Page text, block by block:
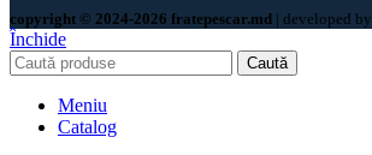
copyright © 2024-2026 fratepescar.md | developed by
Închide
Caută
Meniu
Catalog